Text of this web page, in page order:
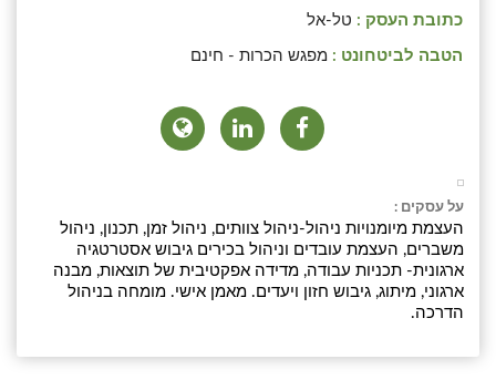
כתובת העסק : טל-אל
הטבה לביטחונט : מפגש הכרות - חינם
על עסקים :
העצמת מיומנויות ניהול-ניהול צוותים, ניהול זמן, תכנון, ניהול
משברים, העצמת עובדים וניהול בכירים גיבוש אסטרטגיה
ארגונית- תכניות עבודה, מדידה אפקטיבית של תוצאות, מבנה
ארגוני, מיתוג, גיבוש חזון ויעדים. מאמן אישי. מומחה בניהול
הדרכה.